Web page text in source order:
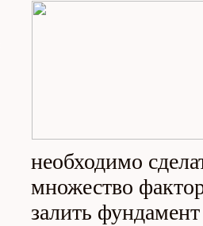
необходимо
множество
залить